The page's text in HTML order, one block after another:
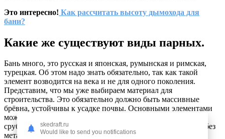
Это интересно! Как рассчитать высоту дымохода для
бани?
Какие же существуют виды парных.
Бань много, это русская и японская, румынская и римская,
турецкая. Об этом надо знать обязательно, так как такой
элемент возводится на века и не для одного поколения.
Представим, что мы уже выбираем материал для
строительства. Это обязательно должно быть массивные
брёвна, устойчивы к усадке почвы. Основными элементами
можно считать сухие брусья, предварительно сложеные в
сруб. В современном строительстве бань нельзя обойтись без
металлических конструкций, а именно профиля и труб.
skedraft.ru
Would like to send you notifications